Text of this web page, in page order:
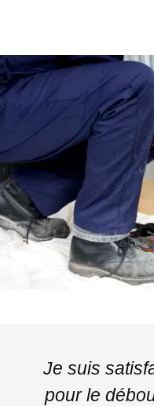
Je suis
pour le